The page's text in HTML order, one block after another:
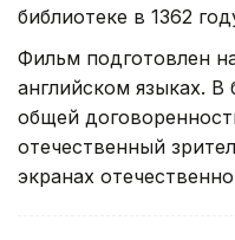
библиотеке в 1362
Фильм подготовлен
английском языках.
общей
отечественный
экранах